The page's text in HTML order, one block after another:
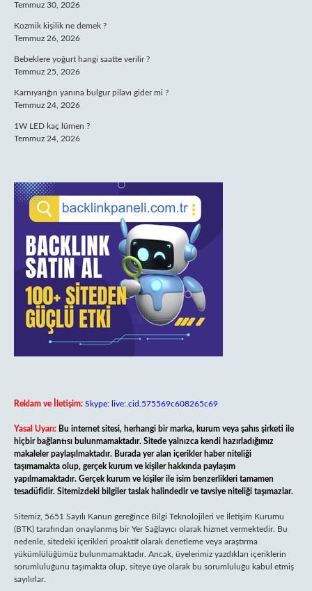
Temmuz 30, 2026
Kozmik kişilik ne demek ?
Temmuz 26, 2026
Bebeklere yoğurt hangi saatte verilir ?
Temmuz 25, 2026
Karnıyarığın yanına bulgur pilavı gider mi ?
Temmuz 24, 2026
1W LED kaç lümen ?
Temmuz 24, 2026
Reklam ve İletişim: Skype: live:.cid.575569c608265c69
Yasal Uyarı: Bu internet sitesi, herhangi bir marka, kurum veya şahıs şirketi ile
hiçbir bağlantısı bulunmamaktadır. Sitede yalnızca kendi hazırladığımız
makaleler paylaşılmaktadır. Burada yer alan içerikler haber niteliği
taşımamakta olup, gerçek kurum ve kişiler hakkında paylaşım
yapılmamaktadır. Gerçek kurum ve kişiler ile isim benzerlikleri tamamen
tesadüfidir. Sitemizdeki bilgiler taslak halindedir ve tavsiye niteliği taşımazlar.
Sitemiz, 5651 Sayılı Kanun gereğince Bilgi Teknolojileri ve İletişim Kurumu
(BTK) tarafından onaylanmış bir Yer Sağlayıcı olarak hizmet vermektedir. Bu
nedenle, sitedeki içerikleri proaktif olarak denetleme veya araştırma
yükümlülüğümüz bulunmamaktadır. Ancak, üyelerimiz yazdıkları içeriklerin
sorumluluğunu taşımakta olup, siteye üye olarak bu sorumluluğu kabul etmiş
sayılırlar.